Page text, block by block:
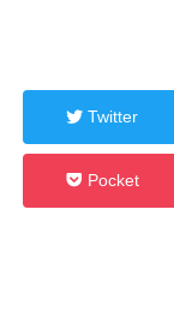
Twitter
Pocket